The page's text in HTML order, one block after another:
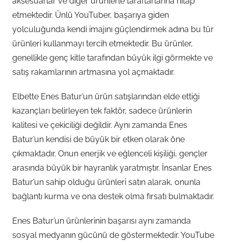
etmektedir. Ünlü YouTuber, başarıya giden
yolculuğunda kendi imajını güçlendirmek adına bu tür
ürünleri kullanmayı tercih etmektedir. Bu ürünler,
genellikle genç kitle tarafından büyük ilgi görmekte ve
satış rakamlarının artmasına yol açmaktadır.
Elbette Enes Batur’un ürün satışlarından elde ettiği
kazançları belirleyen tek faktör, sadece ürünlerin
kalitesi ve çekiciliği değildir. Aynı zamanda Enes
Batur’un kendisi de büyük bir etken olarak öne
çıkmaktadır. Onun enerjik ve eğlenceli kişiliği, gençler
arasında büyük bir hayranlık yaratmıştır. İnsanlar Enes
Batur’un sahip olduğu ürünleri satın alarak, onunla
bağlantı kurma ve ona destek olma fırsatı bulmaktadır.
Enes Batur’un ürünlerinin başarısı aynı zamanda
sosyal medyanın gücünü de göstermektedir. YouTube